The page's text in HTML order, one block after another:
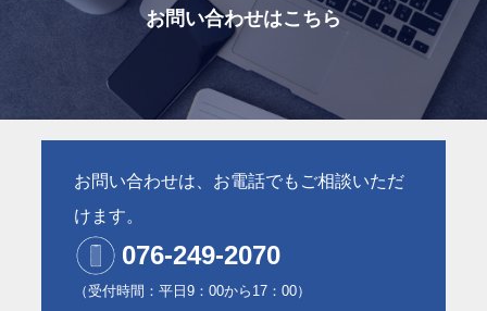
お問い合わせはこちら
お問い合わせは、お電話でもご相談いただ
けます。
076-249-2070
（受付時間：平日9：00から17：00）